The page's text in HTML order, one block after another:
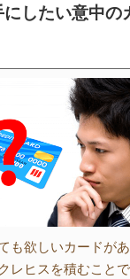
にしたい意中の
も欲しいカードが
レヒスを積むこと